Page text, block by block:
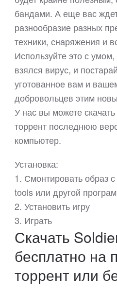
бандами. А еще вас
разнообразие разных
техники, снаряжения и
Используйте это с умом,
взялся вирус, и
уготованное вам и
добровольцев этим
У нас вы можете
торрент последнюю
компьютер.
Установка:
1. Смонтировать образ
tools или другой
2. Установить игру
3. Играть
Скачать
бесплатно на
торрент или